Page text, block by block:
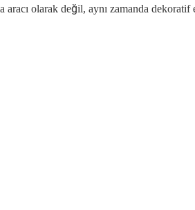
aracı olarak değil, aynı zamanda dekoratif